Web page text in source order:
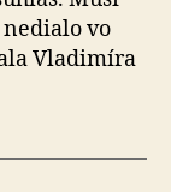
nedialo vo
Vladimíra